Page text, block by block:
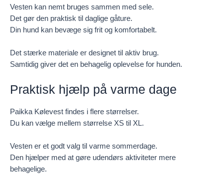
Vesten kan nemt bruges sammen med sele.
Det gør den praktisk til daglige gåture.
Din hund kan bevæge sig frit og komfortabelt.
Det stærke materiale er designet til aktiv brug.
Samtidig giver det en behagelig oplevelse for hunden.
Praktisk hjælp på varme dage
Paikka Kølevest findes i flere størrelser.
Du kan vælge mellem størrelse XS til XL.
Vesten er et godt valg til varme sommerdage.
Den hjælper med at gøre udendørs aktiviteter mere
behagelige.